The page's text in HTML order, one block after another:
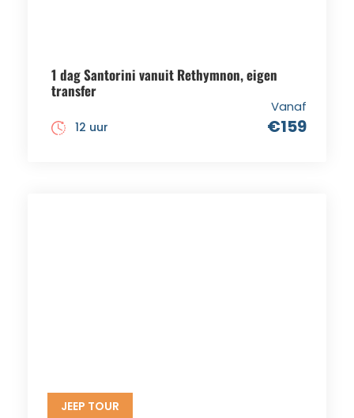
1 dag Santorini vanuit Rethymnon, eigen
transfer
Vanaf
€159
12 uur
JEEP TOUR